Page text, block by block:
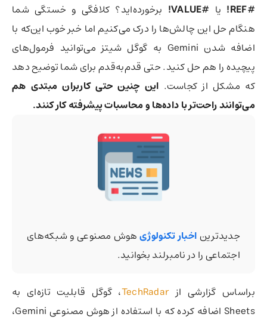
#REF!
یا #VALUE!
برخورده‌اید؟ کلافگی و خستگی شما
هنگام حل این چالش‌ها را درک می‌‌کنیم اما خبر خوب این‌که با
اضافه شدن Gemini به گوگل شیتز می‌توانید فرمول‌های
پیچیده را هم حل کنید. حتی قدم‌به‌قدم برای شما توضیح دهد
که مشکل از کجاست. این چنین حتی کاربران مبتدی هم
می‌توانند راحت‌تر با داده‌ها و محاسبات پیشرفته کار کنند.
جدیدتریناخبار تکنولوژیهوش مصنوعی و شبکه‌های
اجتماعی را در نامبرلند بخوانید.
براساس گزارشی از TechRadar، گوگل قابلیت تازه‌ای به
Sheets اضافه کرده که با استفاده از هوش مصنوعی Gemini،